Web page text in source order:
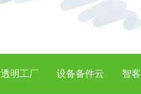
透明工厂 设备备件云 智客